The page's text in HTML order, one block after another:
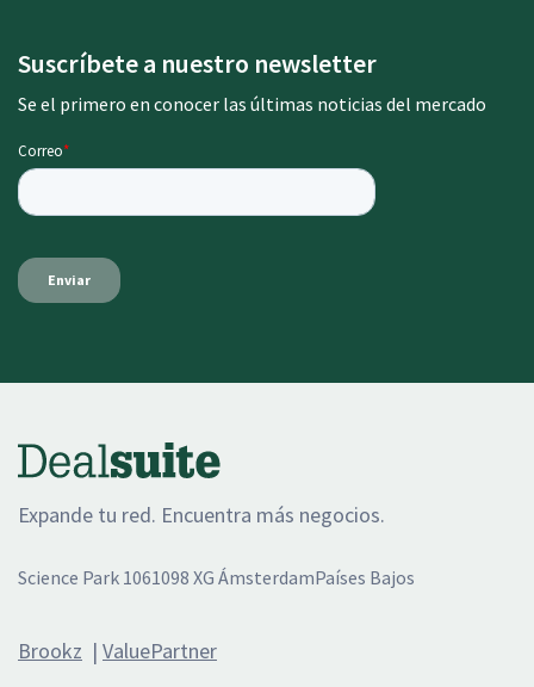
Suscríbete a nuestro newsletter
Se el primero en conocer las últimas noticias del mercado
Expande tu red. Encuentra más negocios.
Science Park 1061098 XG ÁmsterdamPaíses Bajos
Brookz | ValuePartner